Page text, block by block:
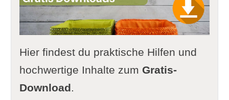
Hier findest du praktische Hilfen und
hochwertige Inhalte zum Gratis-
Download